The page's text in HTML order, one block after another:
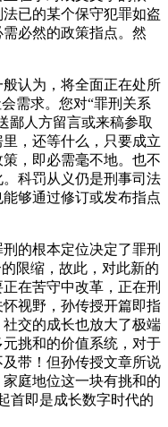
已的某个保守犯罪如盗
必然的政策指点。然
认为，将全面正在处所
需求。您对“罪刑关系
鄙人方留言或来稿参取
，还等什么，只要成立
，即必需毫不地。也不
科罚从义仍是刑事司法
够通过修订或发布指点
的根本定位决定了罪刑
限缩，故此，对此新的
在苦守中改革，正在刑
视野，孙传授开篇即指
交的成长也放大了极端
挑和的价值系统，对于
带！但孙传授文章所说
庭地位这一块有挑和的
首即是成长数字时代的